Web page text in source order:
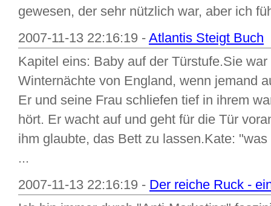
gewesen, der sehr nützlich war, aber ich
2007-11-13 22:16:19 - Atlantis Steigt Buch
Kapitel eins: Baby auf der Türstufe.Sie
Winternächte von England, wenn jemand
Er und seine Frau schliefen tief in ihrem
hört. Er wacht auf und geht für die Tür
ihm glaubte, das Bett zu lassen.Kate:
...
2007-11-13 22:16:19 - Der reiche Ruck -